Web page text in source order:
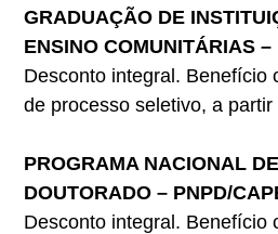
GRADUAÇÃO DE
ENSINOCOMUNITÁRIAS –
Desconto integral. Benefício
de processo seletivo, a partir
PROGRAMA NACIONAL
DOUTORADO – PNPD/
Desconto integral. Benefício